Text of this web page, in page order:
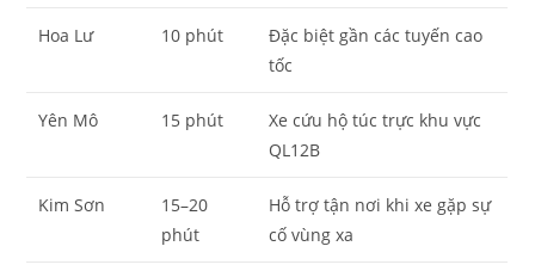
Hoa Lư 10 phút
Đặc biệt gần các tuyến cao
tốc
Yên Mô 15 phút
Xe cứu hộ túc trực khu vực
QL12B
Kim Sơn
15–20
phút
Hỗ trợ tận nơi khi xe gặp sự
cố vùng xa